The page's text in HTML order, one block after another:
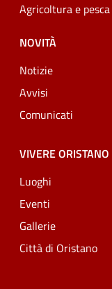
Agricoltura e pesca
NOVITÀ
Notizie
Avvisi
Comunicati
VIVERE ORISTANO
Luoghi
Eventi
Gallerie
Città di Oristano